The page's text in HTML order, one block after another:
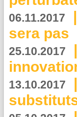
06.11.2017 |
sera pas
25.10.2017 |
13.10.2017 |